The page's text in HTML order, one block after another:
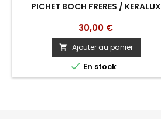
PICHET BOCH FRERES / KERALUX
Prix
30,00 €
 Ajouter au panier
 En stock